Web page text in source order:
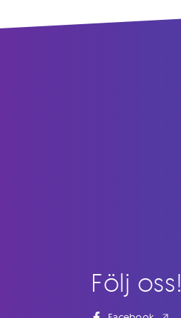
Följ oss!